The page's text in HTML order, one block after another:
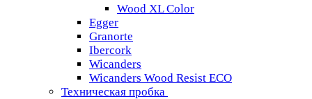
Wood XL Color
Egger
Granorte
Ibercork
Wicanders
Wicanders Wood Resist ECO
Техническая пробка